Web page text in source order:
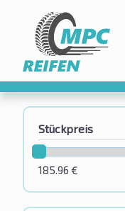
Stückpreis
185.96 €